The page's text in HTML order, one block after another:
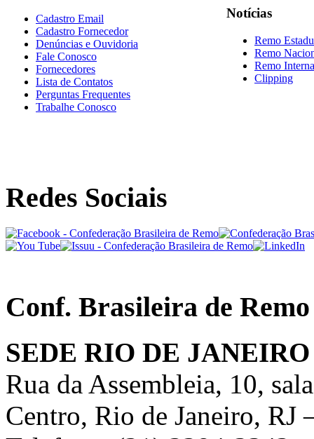
Cadastro Email
Cadastro Fornecedor
Denúncias e Ouvidoria
Fale Conosco
Fornecedores
Lista de Contatos
Perguntas Frequentes
Trabalhe Conosco
Notícias
Remo
Remo
Remo
Clipping
Redes Sociais
Conf. Brasileira de Remo
SEDE RIO DE JANEIRO
Rua da Assembleia, 10,
Centro, Rio de Janeiro, RJ